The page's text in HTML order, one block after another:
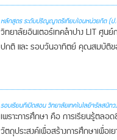
หลักสูตร ระดับปริญญาตรีเทียบโอนหน่วยกิต (ป
วิทยาลัยอินเตอร์เทคลำปาง LIT ศูน
ปกติ และ รอบวันอาทิตย์ คุณสมบัติ
รอบเรียนที่เปิดสอน วิทยาลัยเทคโนโลยีจรัลสนิทว
เพราะการศึกษา คือ การเรียนรู้ตล
วัตถุประสงค์เพื่อสร้างการศึกษาเพื่อเ